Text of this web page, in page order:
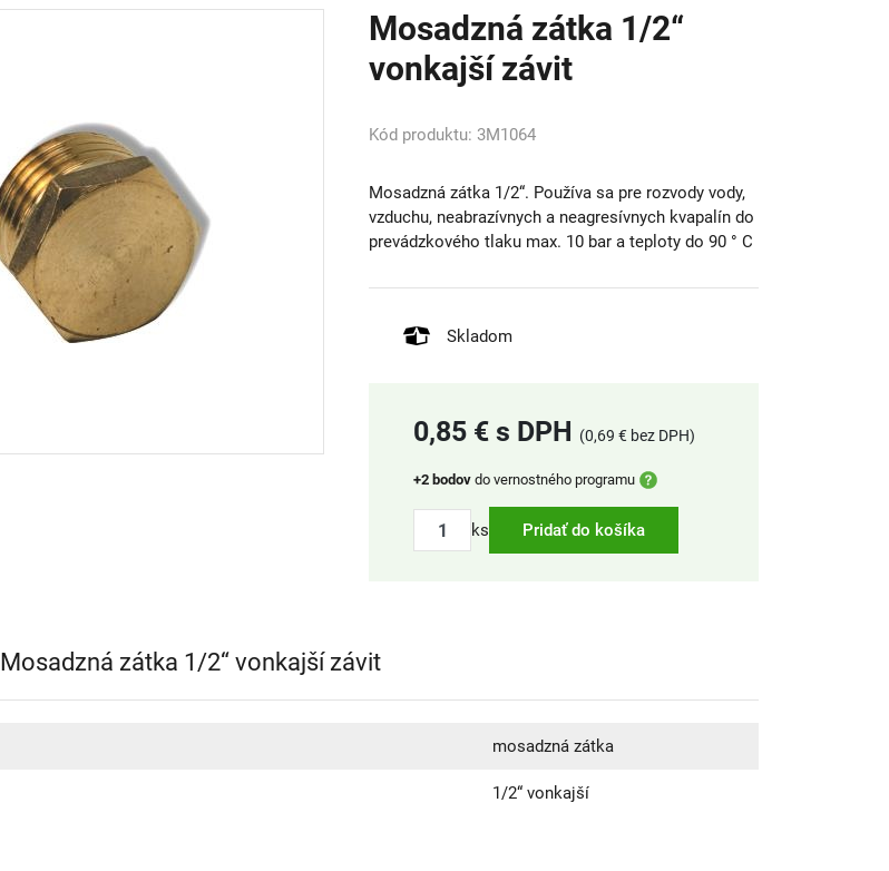
Mosadzná zátka 1/2“
vonkajší závit
Kód produktu: 3M1064
Mosadzná zátka 1/2“. Používa sa pre rozvody vody,
vzduchu, neabrazívnych a neagresívnych kvapalín do
prevádzkového tlaku max. 10 bar a teploty do 90 ° C
Skladom
0,85 € s DPH (0,69 € bez DPH)
+2 bodov do vernostného programu
ks Pridať do košíka
Mosadzná zátka 1/2“ vonkajší závit
mosadzná zátka
1/2“ vonkajší